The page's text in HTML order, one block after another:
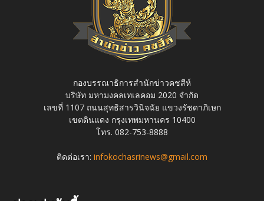
กองบรรณาธิการสำนักข่าวคชสีห์
บริษัท มหามงคลเทเลคอม 2020 จำกัด
เลขที่ 1107 ถนนสุทธิสารวินิจฉัย แขวงรัชดาภิเษก
เขตดินแดง กรุงเทพมหานคร 10400
โทร. 082-753-8888
ติดต่อเรา: infokochasrinews@gmail.com